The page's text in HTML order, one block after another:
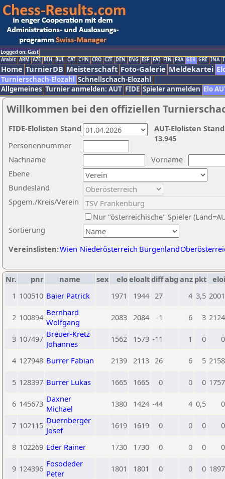
Logged on: Gast
Arabic ARM AZE BIH BUL CAT CHN CRO CZE DEN ENG ESP FAI FIN FRA GER GRE INA
Home TurnierDB Meisterschaft Foto-Galerie Meldekartei
Turnierschach-Elozahl Schnellschach-Elozahl
Allgemeines Turnier anmelden: AUT FIDE Spieler anmelden Elo
Willkommen bei den offiziellen
Nachname
Vorname
Ebene
Sortierung
Personennummer
Bundesland
Spgem./Kreis/Verein
Nur "österreichische" Spieler
Vereinslisten:Wien Niederösterreich Burgenland
AUT-Elolisten
13.945
FIDE-Elolisten Stand
Nr. pnr name sex eloeloaltdiffabg anz pkt eloi
1 100510 Baier Patrick 1971 1944 27 4 3,5 2001
2 100894 Bernhard
Wolfgang
2083 2084 -1 6 3 2124
3 107497 Breuer-Kretz
Johannes
1562 1573 -11 1 0 0
4 127948 Burrer Fabian 2139 2113 26 6 5 2158
5 128397 Burrer Lukas 1665 1665 0 0 0 1757
6 145673 Daxner
Michael
1380 1424 -44 4 0,5 0
7 102115 Duernberger
Josef
1619 1619 0 0 0 0
8 102269 Eder Rainer 1730 1730 0 0 0 0
9 124396 Fosodeder
Peter
1801 1801 0 0 0 1897